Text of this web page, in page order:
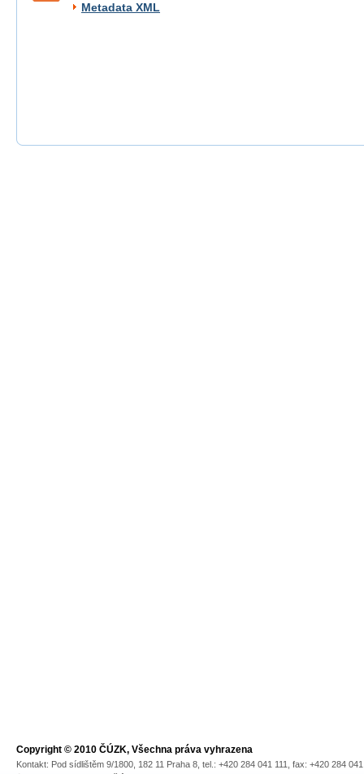
Metadata XML
Copyright © 2010 ČÚZK, Všechna práva vyhrazena
Kontakt: Pod sídlištěm 9/1800, 182 11 Praha 8, tel.: +420 284 041 111, fax: +420 284